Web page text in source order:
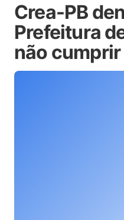
Crea-PB
Prefeitura
não cumprir